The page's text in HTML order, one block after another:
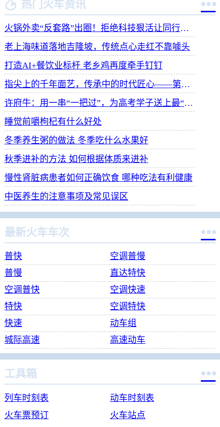
 热门火车资讯 
火锅外卖“反套路”出圈！拒绝科技狠活让同行颤抖
老上海味道落地吉隆坡，传统点心走红不靠噱头
打造AI+餐饮业标杆 老乡鸡再度牵手钉钉
指尖上的千年面艺，传承中的时代匠心——第八届“安琪酵母杯”中华发酵面食大赛武汉赛区开赛
许府牛：用一串“一把过”，为高考学子送上最“牛”祝福
睡觉前嚼枸杞有什么好处
冬季养生粥的做法 冬季吃什么水果好
秋季进补的方法 如何根据体质来进补
慢性肾脏病患者如何正确饮食 哪种吃法有利健康
中医养生的注意事项及常见误区
最新火车车次 
普快
空调普慢
普慢
直达特快
空调普快
空调快速
特快
空调特快
快速
动车组
城际高速
高速动车
工具箱 
列车时刻表
动车时刻表
火车票预订
火车站点